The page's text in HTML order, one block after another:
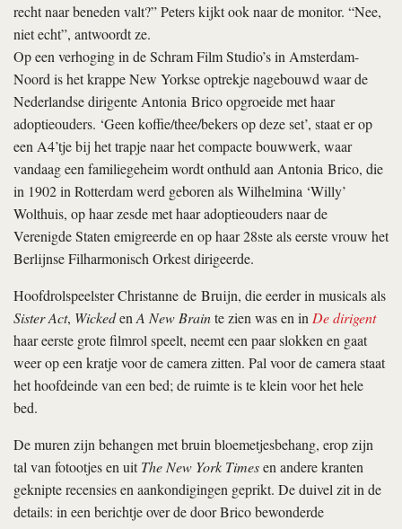
recht naar beneden valt?” Peters kijkt ook naar de monitor. “Nee,
niet echt”, antwoordt ze.
Op een verhoging in de Schram Film Studio’s in Amsterdam-
Noord is het krappe New Yorkse optrekje nagebouwd waar de
Nederlandse dirigente Antonia Brico opgroeide met haar
adoptieouders. ‘Geen koffie/thee/bekers op deze set’, staat er op
een A4’tje bij het trapje naar het compacte bouwwerk, waar
vandaag een familiegeheim wordt onthuld aan Antonia Brico, die
in 1902 in Rotterdam werd geboren als Wilhelmina ‘Willy’
Wolthuis, op haar zesde met haar adoptieouders naar de
Verenigde Staten emigreerde en op haar 28ste als eerste vrouw het
Berlijnse Filharmonisch Orkest dirigeerde.
Hoofdrolspeelster Christanne de Bruijn, die eerder in musicals als
Sister Act, WickedenA New Brainte zien was en inDe dirigent
haar eerste grote filmrol speelt, neemt een paar slokken en gaat
weer op een kratje voor de camera zitten. Pal voor de camera staat
het hoofdeinde van een bed; de ruimte is te klein voor het hele
bed.
De muren zijn behangen met bruin bloemetjesbehang, erop zijn
tal van fotootjes en uitThe New York Timesen andere kranten
geknipte recensies en aankondigingen geprikt. De duivel zit in de
details: in een berichtje over de door Brico bewonderde